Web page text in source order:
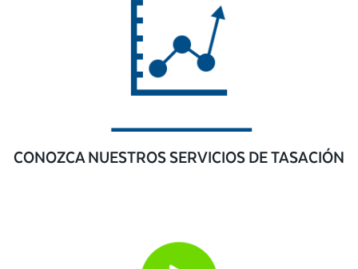
CONOZCA NUESTROS SERVICIOS DE TASACIÓN